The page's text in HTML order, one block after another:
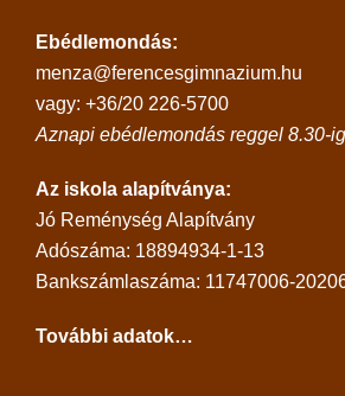
Ebédlemondás:
menza@ferencesgimnazium.hu
vagy: +36/20 226-5700
Aznapi ebédlemondás reggel 8.30-
Az iskola alapítványa:
Jó Reménység Alapítvány
Adószáma: 18894934-1-13
Bankszámlaszáma: 11747006-
További adatok…